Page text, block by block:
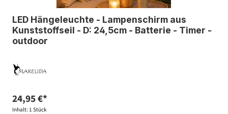
LED Hängeleuchte - Lampenschirm aus
Kunststoffseil - D: 24,5cm - Batterie - Timer -
outdoor
24,95 €*
Inhalt: 1 Stück